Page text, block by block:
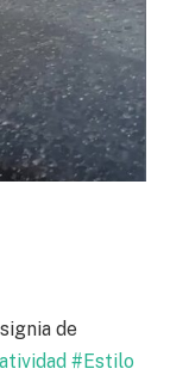
de
#Estilo